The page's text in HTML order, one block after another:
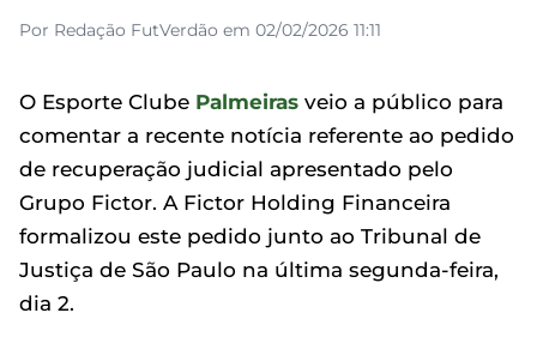
Por Redação FutVerdão em 02/02/2026 11:11
O Esporte Clube Palmeiras veio a público para
comentar a recente notícia referente ao pedido
de recuperação judicial apresentado pelo
Grupo Fictor. A Fictor Holding Financeira
formalizou este pedido junto ao Tribunal de
Justiça de São Paulo na última segunda-feira,
dia 2.